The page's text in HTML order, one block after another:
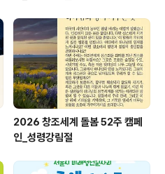
2026 창조세계 돌봄 52주 캠페
인_성령강림절